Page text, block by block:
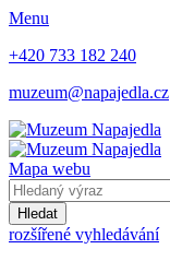
Menu
+420 733 182 240
muzeum@napajedla.cz
Mapa webu
Hledat
rozšířené vyhledávání